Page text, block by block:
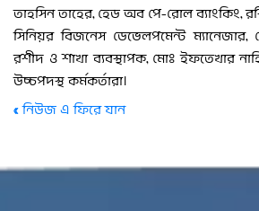
তাহসিন তাহের, হেড অব পে-রোল ব্যাংকিং,
সিনিয়র বিজনেস ডেভেলপমেন্ট
রশীদ ও শাখা ব্যবস্থাপক, মোঃ ইফতেখার
উচ্চপদস্থ কর্মকর্তারা।
« নিউজ এ ফিরে যান